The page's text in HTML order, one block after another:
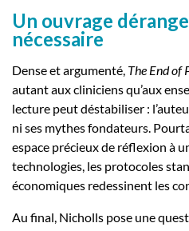
Un ouvrage
nécessaire
Dense et argumenté, The End of
autant aux cliniciens qu’aux
lecture peut déstabiliser :
ni ses mythes fondateurs.
espace précieux de réflexion à
technologies, les protocoles
économiques redessinent les
Au final, Nicholls pose une